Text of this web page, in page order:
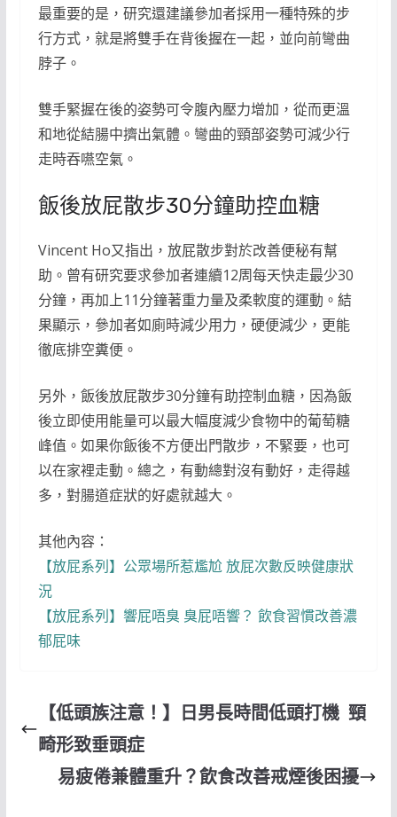
最重要的是，研究還建議參加者採用一種特殊的步
行方式，就是將雙手在背後握在一起，並向前彎曲
脖子。
雙手緊握在後的姿勢可令腹內壓力增加，從而更溫
和地從結腸中擠出氣體。彎曲的頸部姿勢可減少行
走時吞嚥空氣。
飯後放屁散步30分鐘助控血糖
Vincent Ho又指出，放屁散步對於改善便秘有幫
助。曾有研究要求參加者連續12周每天快走最少30
分鐘，再加上11分鐘著重力量及柔軟度的運動。結
果顯示，參加者如廁時減少用力，硬便減少，更能
徹底排空糞便。
另外，飯後放屁散步30分鐘有助控制血糖，因為飯
後立即使用能量可以最大幅度減少食物中的葡萄糖
峰值。如果你飯後不方便出門散步，不緊要，也可
以在家裡走動。總之，有動總對沒有動好，走得越
多，對腸道症狀的好處就越大。
其他內容：
【放屁系列】公眾場所惹尷尬 放屁次數反映健康狀
況
【放屁系列】響屁唔臭 臭屁唔響？ 飲食習慣改善濃
郁屁味
【低頭族注意！】日男長時間低頭打機 頸
畸形致垂頭症
易疲倦兼體重升？飲食改善戒煙後困擾